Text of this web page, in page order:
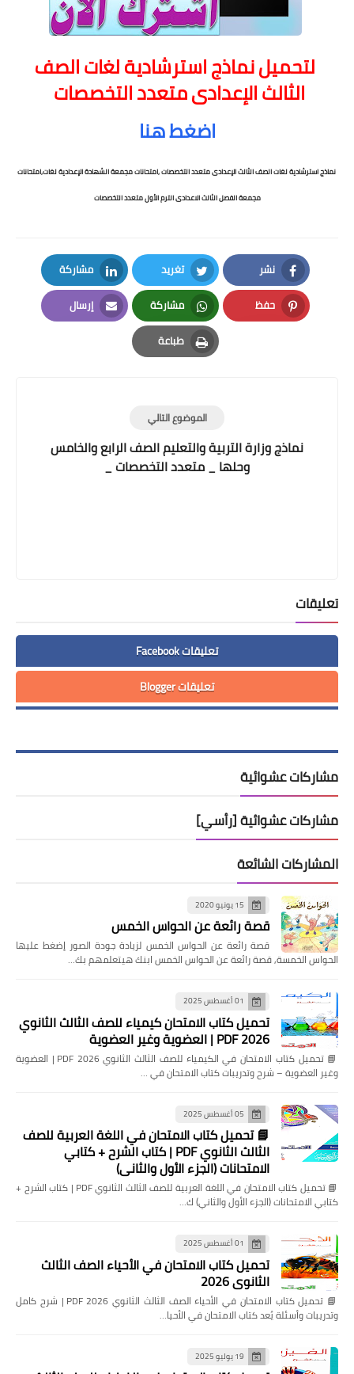
لتحميل نماذج استرشادية لغات الصف
الثالث الإعدادى متعدد التخصصات
اضغط هنا
نماذج استرشادية لغات الصف الثالث الإعدادى متعدد التخصصات ,امتحانات مجمعة الشهادة الإعدادية لغات,امتحانات
مجمعة الفصل الثالث الاعدادى الترم الأول متعدد التخصصات
نشر
Facebook
تغريد
Twitter
مشاركة
LinkedIn
حفظ
Pinterest
مشاركة
Whatsapp
إرسال
Email
طباعة
Print
الموضوع التالي
نماذج وزارة التربية والتعليم الصف الرابع والخامس
وحلها _ متعدد التخصصات _
تعليقات
تعليقات Facebook
تعليقات Blogger
مشاركات عشوائية
مشاركات عشوائية [رأسي]
المشاركات الشائعة
15 يونيو 2020
قصة رائعة عن الحواس الخمس
قصة رائعة عن الحواس الخمس لزيادة جودة الصور إضغط عليها
الحواس الخمسة, قصة رائعة عن الحواس الخمس ابنك هيتعلمهم بك…
01 أغسطس 2025
تحميل كتاب الامتحان كيمياء للصف الثالث الثانوي
2026 PDF | العضوية وغير العضوية
📘 تحميل كتاب الامتحان في الكيمياء للصف الثالث الثانوي 2026 PDF | العضوية
وغير العضوية – شرح وتدريبات كتاب الامتحان في …
05 أغسطس 2025
📘 تحميل كتاب الامتحان في اللغة العربية للصف
الثالث الثانوي PDF | كتاب الشرح + كتابي
الامتحانات (الجزء الأول والثاني)
📘 تحميل كتاب الامتحان في اللغة العربية للصف الثالث الثانوي PDF | كتاب الشرح +
كتابي الامتحانات (الجزء الأول والثاني) ك…
01 أغسطس 2025
تحميل كتاب الامتحان في الأحياء الصف الثالث
الثانوي 2026
📘 تحميل كتاب الامتحان في الأحياء الصف الثالث الثانوي 2026 PDF | شرح كامل
وتدريبات وأسئلة يُعد كتاب الامتحان في الأحيا…
19 يوليو 2025